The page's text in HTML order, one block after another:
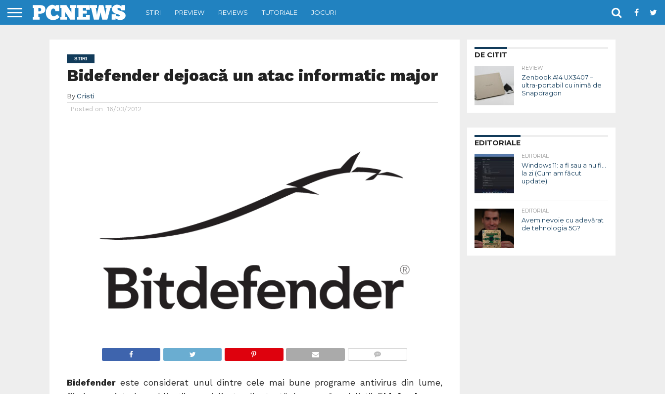
STIRI PREVIEW REVIEWS TUTORIALE JOCURI
STIRI
Bidefender dejoacă un atac informatic major
By Cristi
Posted on 16/03/2012
Bidefendereste considerat unul dintre cele mai bune programe antivirus din lume,
DE CITIT
REVIEW
Zenbook A14 UX3407 –
ultra-portabil cu inimă de
Snapdragon
EDITORIALE
EDITORIAL
Windows 11: a fi sau a nu fi…
la zi (Cum am făcut
update)
EDITORIAL
Avem nevoie cu adevărat
de tehnologia 5G?